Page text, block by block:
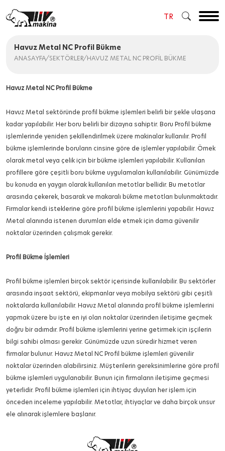
×
TR
EN
Havuz Metal NC Profil Bükme
ANASAYFA/SEKTÖRLER/HAVUZ METAL NC PROFIL BÜKME
Havuz Metal NC Profil Bükme
Havuz Metal sektöründe profil bükme işlemleri belirli bir şekle ulaşana
kadar yapılabilir. Her boru belirli bir dizayna sahiptir. Boru Profil bükme
işlemlerinde yeniden şekillendirilmek üzere makinalar kullanılır. Profil
bükme işlemlerinde boruların cinsine göre de işlemler yapılabilir. Örnek
olarak metal veya çelik için bir bükme işlemleri yapılabilir. Kullanılan
profillere göre çeşitli boru bükme uygulamaları kullanılabilir. Günümüzde
bu konuda en yaygın olarak kullanılan metotlar bellidir. Bu metotlar
arasında çekerek, basarak ve makaralı bükme metotları bulunmaktadır.
Firmalar kendi isteklerine göre profil bükme işlemlerini yapabilir. Havuz
Metal alanında istenen durumları elde etmek için dama güvenilir
noktalar üzerinden çalışmak gerekir.
Profil Bükme İşlemleri
Profil bükme işlemleri birçok sektör içerisinde kullanılabilir. Bu sektörler
arasında inşaat sektörü, ekipmanlar veya mobilya sektörü gibi çeşitli
noktalarda kullanılabilir. Havuz Metal alanında profil bükme işlemlerini
yapmak üzere bu işte en iyi olan noktalar üzerinden iletişime geçmek
doğru bir adımdır. Profil bükme işlemlerini yerine getirmek için işçilerin
bilgi sahibi olması gerekir. Günümüzde uzun süredir hizmet veren
firmalar bulunur. Havuz Metal NC Profil bükme işlemleri güvenilir
noktalar üzerinden alabilirsiniz. Müşterilerin gereksinimlerine göre profil
bükme işlemleri uygulanabilir. Bunun için firmaların iletişime geçmesi
yeterlidir. Profil bükme işlemleri için ihtiyaç duyulan her işlem için
önceden inceleme yapılabilir. Metotlar, ihtiyaçlar ve daha birçok unsur
ele alınarak işlemlere başlanır.